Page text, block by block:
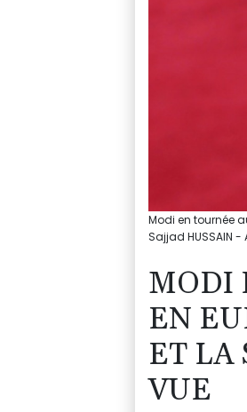
Modi en tournée
Sajjad HUSSAIN -
MODI
EN
ET LA
VUE